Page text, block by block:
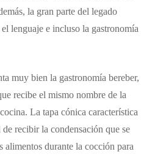
la gran parte del legado
lenguaje e incluso la gastronomía
muy bien la gastronomía bereber,
recibe el mismo nombre de la
La tapa cónica característica
recibir la condensación que se
alimentos durante la cocción para